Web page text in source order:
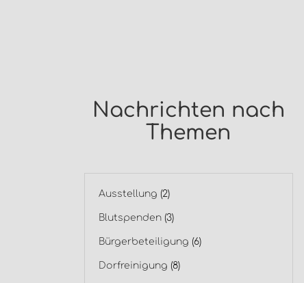
Nachrichten nach
Themen
Ausstellung (2)
Blutspenden(3)
Bürgerbeteiligung (6)
Dorfreinigung (8)